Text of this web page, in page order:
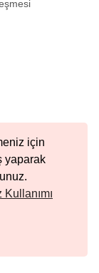
için
yaparak